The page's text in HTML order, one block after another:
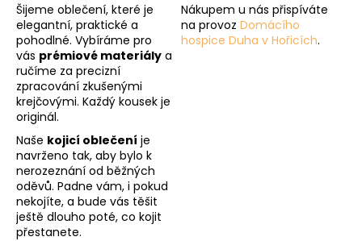
Šijeme oblečení, které je
elegantní, praktické a
pohodlné. Vybíráme pro
vás prémiové materiály a
ručíme za precizní
zpracování zkušenými
krejčovými. Každý kousek je
originál.
Naše kojicí oblečení je
navrženo tak, aby bylo k
nerozeznání od běžných
oděvů. Padne vám, i pokud
nekojíte, a bude vás těšit
ještě dlouho poté, co kojit
přestanete.
Nákupem u nás přispíváte
na provoz Domácího
hospice Duha v Hořicích.